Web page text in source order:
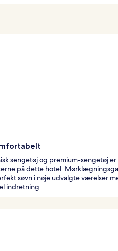
sengetøj og premium-sengetøj
på dette hotel.
søvn i nøje udvalgte værelser
indretning.